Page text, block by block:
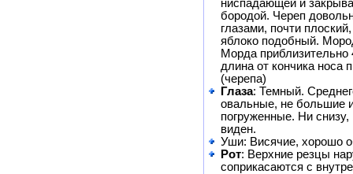
ниспадающей и
бородой. Череп
глазами, почти
яблоко подобный.
Морда приблизительно
длина от кончика носа
(черепа)
Глаза: Темный.
овальные, не большие
погруженные. Ни
виден.
Уши: Висячие, хорошо
Рот: Верхние резцы
соприкасаются с